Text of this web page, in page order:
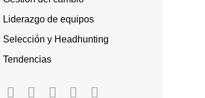
Liderazgo de equipos
Selección y Headhunting
Tendencias